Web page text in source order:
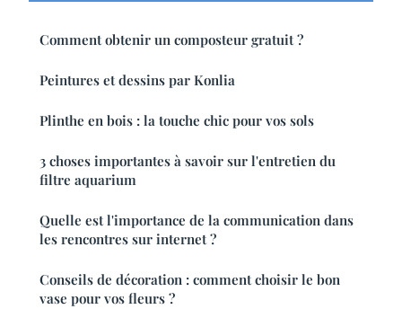
Comment obtenir un composteur gratuit ?
Peintures et dessins par Konlia
Plinthe en bois : la touche chic pour vos sols
3 choses importantes à savoir sur l'entretien du
filtre aquarium
Quelle est l'importance de la communication dans
les rencontres sur internet ?
Conseils de décoration : comment choisir le bon
vase pour vos fleurs ?